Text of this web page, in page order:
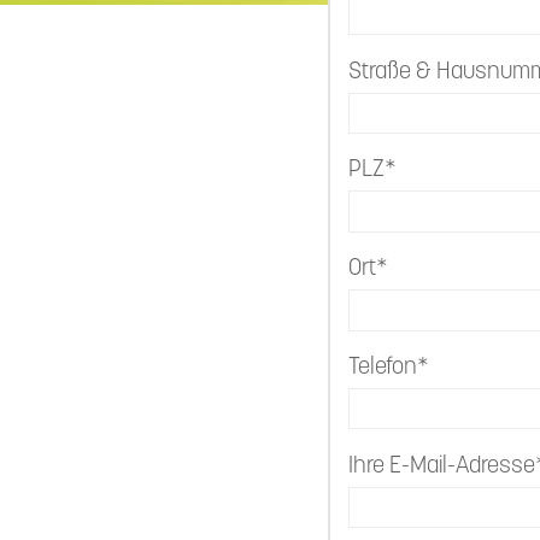
Straße &
PLZ*
Ort*
Telefon*
Ihre E-Mail-